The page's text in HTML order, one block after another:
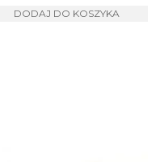
DODAJ DO KOSZYKA